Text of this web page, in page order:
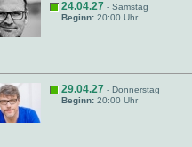
24.04.27 - Samstag
Beginn: 20:00 Uhr
29.04.27 - Donnerstag
Beginn: 20:00 Uhr